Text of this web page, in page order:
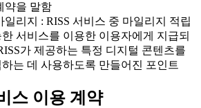
약을 말함
리지 : RISS 서비스 중 마일리지 적립
한 서비스를 이용한 이용자에게 지급되
가 제공하는 특정 디지털 콘텐츠를
하는 데 사용하도록 만들어진 포인트
스 이용 계약